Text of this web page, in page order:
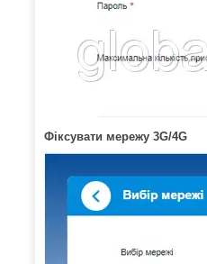
Фіксувати мережу 3G/4G